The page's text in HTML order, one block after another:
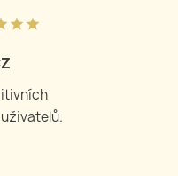
grade grade
uživatelů.